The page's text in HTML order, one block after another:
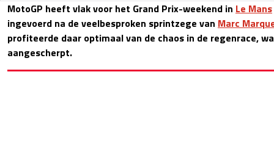
MotoGP heeft vlak voor het Grand Prix-weekend in Le Mans
ingevoerd na de veelbesproken sprintzege van Marc
profiteerde daar optimaal van de chaos in de regenrace,
aangescherpt.